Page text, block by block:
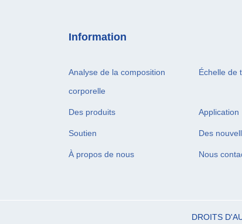
Information
Analyse de la composition
corporelle
Échelle de
Des produits Application
Soutien Des
À propos de nous Nous
DROITS